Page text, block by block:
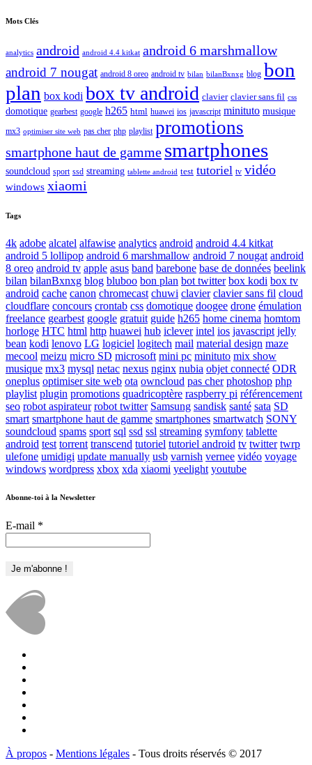
Mots Clés
analytics android android 4.4 kitkat android 6 marshmallow
android 7 nougat android 8 oreo android tv bilan bilanBxnxg blog bon
plan box kodi box tv android clavier clavier sans fil css
domotique gearbest google h265 html huawei ios javascript minituto musique
mx3 optimiser site web pas cher php playlist promotions
smartphone haut de gamme smartphones
soundcloud sport ssd streaming tablette android test tutoriel tv vidéo
windows xiaomi
Tags
4k adobe alcatel alfawise analytics android android 4.4 kitkat
android 5 lollipop android 6 marshmallow android 7 nougat android
8 oreo android tv apple asus band barebone base de données beelink
bilan bilanBxnxg blog bluboo bon plan bot twitter box kodi box tv
android cache canon chromecast chuwi clavier clavier sans fil cloud
cloudflare concours crontab css domotique doogee drone émulation
freelance gearbest google gratuit guide h265 home cinema homtom
horloge HTC html http huawei hub iclever intel ios javascript jelly
bean kodi lenovo LG logiciel logitech mail material design maze
mecool meizu micro SD microsoft mini pc minituto mix show
musique mx3 mysql netac nexus nginx nubia objet connecté ODR
oneplus optimiser site web ota owncloud pas cher photoshop php
playlist plugin promotions quadricoptère raspberry pi référencement
seo robot aspirateur robot twitter Samsung sandisk santé sata SD
smart smartphone haut de gamme smartphones smartwatch SONY
soundcloud spams sport sql ssd ssl streaming symfony tablette
android test torrent transcend tutoriel tutoriel android tv twitter twrp
ulefone umidigi update manually usb varnish vernee vidéo voyage
windows wordpress xbox xda xiaomi yeelight youtube
Abonne-toi à la Newsletter
E-mail *
À propos - Mentions légales - Tous droits réservés © 2017